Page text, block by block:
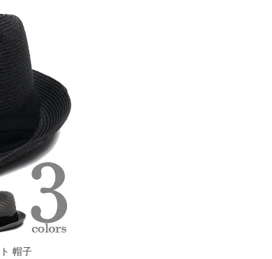
帽子